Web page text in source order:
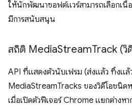
ให้นักพัฒนาซอฟต์แวร์สามารถเลือกเนื้
มีการสนับสนุน
สถิติ MediaStreamTrack (วิ
API ที่แสดงตัวนับเฟรม (ส่งแล้ว ทิ้งแล้
MediaStreamTracks ของวิดีโอชนิด
เมื่อเปิดตัวฟีเจอร์ Chrome แยกต่างหา